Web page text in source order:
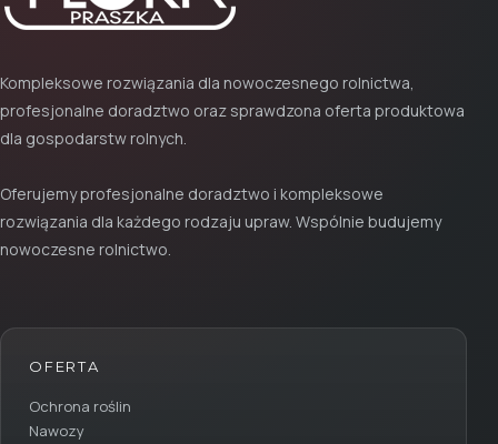
Kompleksowe rozwiązania dla nowoczesnego rolnictwa,
profesjonalne doradztwo oraz sprawdzona oferta produktowa
dla gospodarstw rolnych.
Oferujemy profesjonalne doradztwo i kompleksowe
rozwiązania dla każdego rodzaju upraw. Wspólnie budujemy
nowoczesne rolnictwo.
OFERTA
Ochrona roślin
Nawozy